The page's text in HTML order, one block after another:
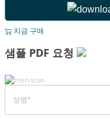
지금 구매
샘플 PDF 요청